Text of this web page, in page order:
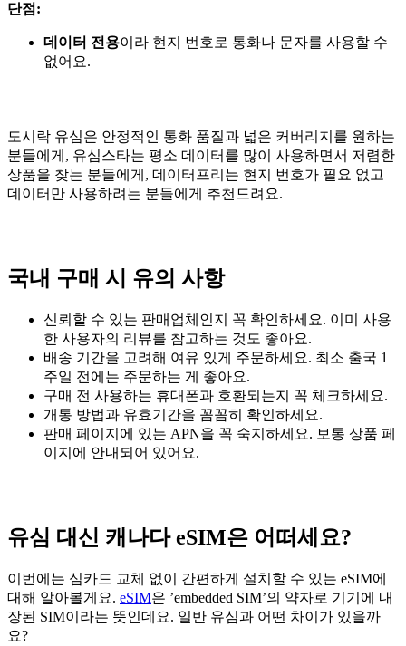
단점:
데이터 전용이라 현지 번호로 통화나 문자를 사용할 수
없어요.
도시락 유심은 안정적인 통화 품질과 넓은 커버리지를 원하는
분들에게, 유심스타는 평소 데이터를 많이 사용하면서 저렴한
상품을 찾는 분들에게, 데이터프리는 현지 번호가 필요 없고
데이터만 사용하려는 분들에게 추천드려요.
국내 구매 시 유의 사항
신뢰할 수 있는 판매업체인지 꼭 확인하세요. 이미 사용
한 사용자의 리뷰를 참고하는 것도 좋아요.
배송 기간을 고려해 여유 있게 주문하세요. 최소 출국 1
주일 전에는 주문하는 게 좋아요.
구매 전 사용하는 휴대폰과 호환되는지 꼭 체크하세요.
개통 방법과 유효기간을 꼼꼼히 확인하세요.
판매 페이지에 있는 APN을 꼭 숙지하세요. 보통 상품 페
이지에 안내되어 있어요.
유심 대신 캐나다 eSIM은 어떠세요?
이번에는 심카드 교체 없이 간편하게 설치할 수 있는 eSIM에
대해 알아볼게요. eSIM은 ’embedded SIM’의 약자로 기기에 내
장된 SIM이라는 뜻인데요. 일반 유심과 어떤 차이가 있을까
요?